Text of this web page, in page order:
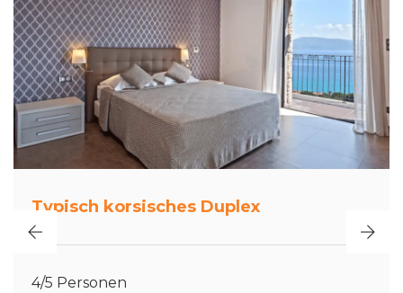
Typisch korsisches Duplex
4/5 Personen